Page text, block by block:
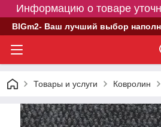
Информацию о товаре
BIGm2- Ваш лучший выбор
Товары и услуги Ковролин